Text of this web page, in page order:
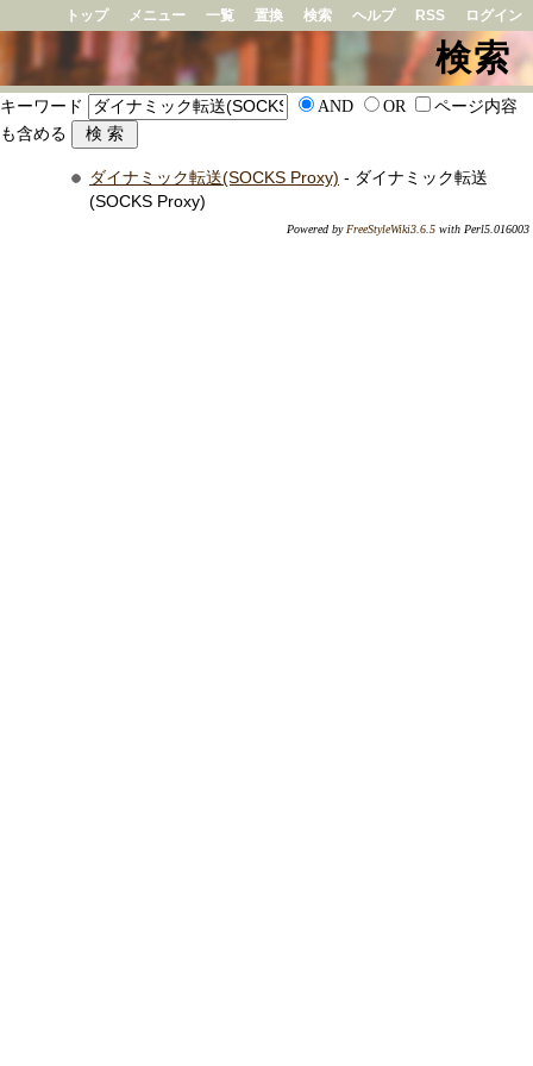
トップ メニュー 一覧 置換 検索 ヘルプ RSS ログイン
検索
キーワード AND OR
ページ内容
も含める
ダイナミック転送(SOCKS Proxy) - ダイナミック転送
(SOCKS Proxy)
Powered by FreeStyleWiki3.6.5 with Perl5.016003